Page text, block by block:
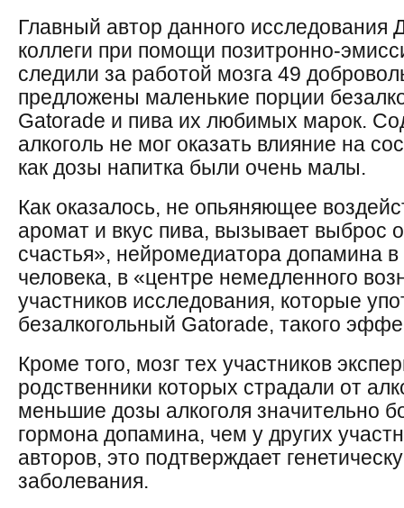
Главный автор данного исследования
коллеги при помощи позитронно-
следили за работой мозга 49
предложены маленькие порции
Gatorade и пива их любимых марок.
алкоголь не мог оказать влияние на
как дозы напитка были очень малы.
Как оказалось, не опьяняющее
аромат и вкус пива, вызывает выброс
счастья», нейромедиатора допамина в
человека, в «центре немедленного
участников исследования, которые
безалкогольный Gatorade, такого
Кроме того, мозг тех участников
родственники которых страдали от
меньшие дозы алкоголя значительно
гормона допамина, чем у других
авторов, это подтверждает
заболевания.